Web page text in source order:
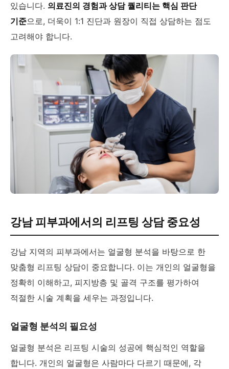
있습니다. 의료진의 경험과 상담 퀄리티는 핵심 판단
기준으로, 더욱이 1:1 진단과 원장이 직접 상담하는 점도
고려해야 합니다.
강남 피부과에서의 리프팅 상담 중요성
강남 지역의 피부과에서는 얼굴형 분석을 바탕으로 한
맞춤형 리프팅 상담이 중요합니다. 이는 개인의 얼굴형을
정확히 이해하고, 피지방층 및 골격 구조를 평가하여
적절한 시술 계획을 세우는 과정입니다.
얼굴형 분석의 필요성
얼굴형 분석은 리프팅 시술의 성공에 핵심적인 역할을
합니다. 개인의 얼굴형은 사람마다 다르기 때문에, 각